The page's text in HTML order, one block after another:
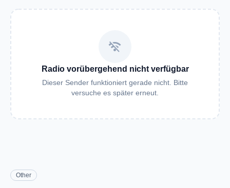
wifi_off
Radio vorübergehend nicht verfügbar
Dieser Sender funktioniert gerade nicht. Bitte
versuche es später erneut.
Other